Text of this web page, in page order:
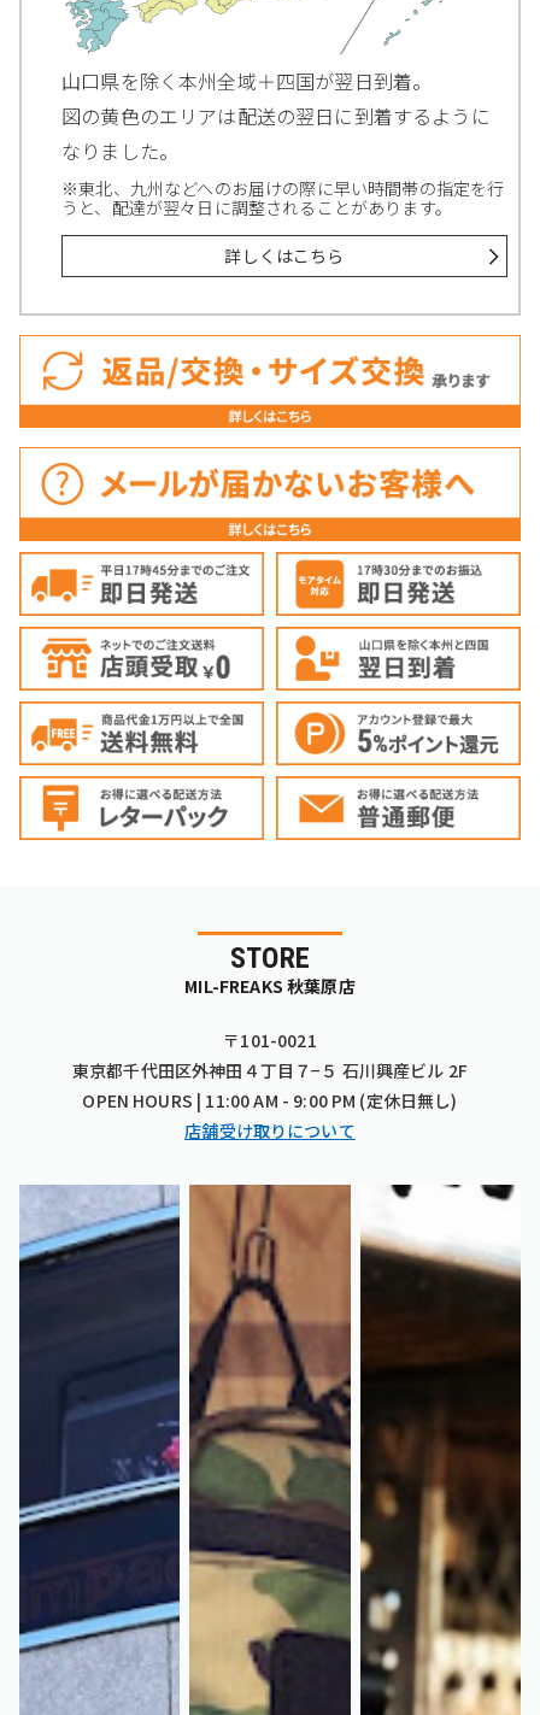
山口県を除く本州全域＋四国が翌日到着。
図の黄色のエリアは配送の翌日に到着するように
なりました。
※東北、九州などへのお届けの際に早い時間帯の指定を行
うと、配達が翌々日に調整されることがあります。
詳しくはこちら
STORE
MIL-FREAKS 秋葉原店
〒101-0021
東京都千代田区外神田４丁目７−５ 石川興産ビル 2F
OPEN HOURS | 11:00 AM - 9:00 PM (定休日無し)
店舗受け取りについて